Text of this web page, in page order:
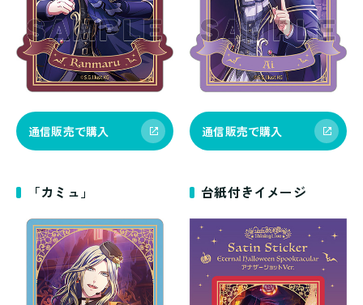
通信販売で購入 通信販売で購入
「カミュ」 台紙付きイメージ